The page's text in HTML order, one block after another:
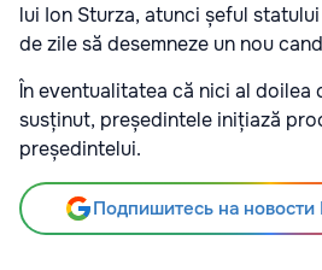
lui Ion Sturza, atunci șeful
de zile să desemneze un nou
În eventualitatea că nici al doilea
susținut, președintele inițiază
președintelui.
Подпишитесь на